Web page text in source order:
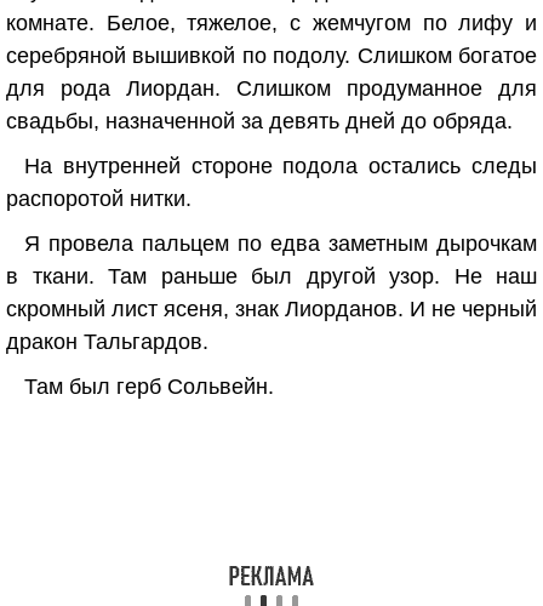
комнате. Белое, тяжелое, с жемчугом по лифу и
серебряной вышивкой по подолу. Слишком богатое
для рода Лиордан. Слишком продуманное для
свадьбы, назначенной за девять дней до обряда.
На внутренней стороне подола остались следы
распоротой нитки.
Я провела пальцем по едва заметным дырочкам
в ткани. Там раньше был другой узор. Не наш
скромный лист ясеня, знак Лиорданов. И не черный
дракон Тальгардов.
Там был герб Сольвейн.